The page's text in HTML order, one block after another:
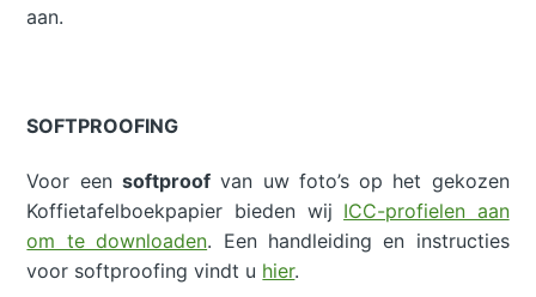
aan.
SOFTPROOFING
Voor een softproofvan uw foto’s op het gekozen
Koffietafelboekpapier bieden wij ICC-profielen aan
om te downloaden. Een handleiding en instructies
voor softproofing vindt u hier.